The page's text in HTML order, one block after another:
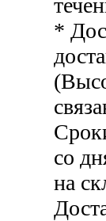
*
со
на